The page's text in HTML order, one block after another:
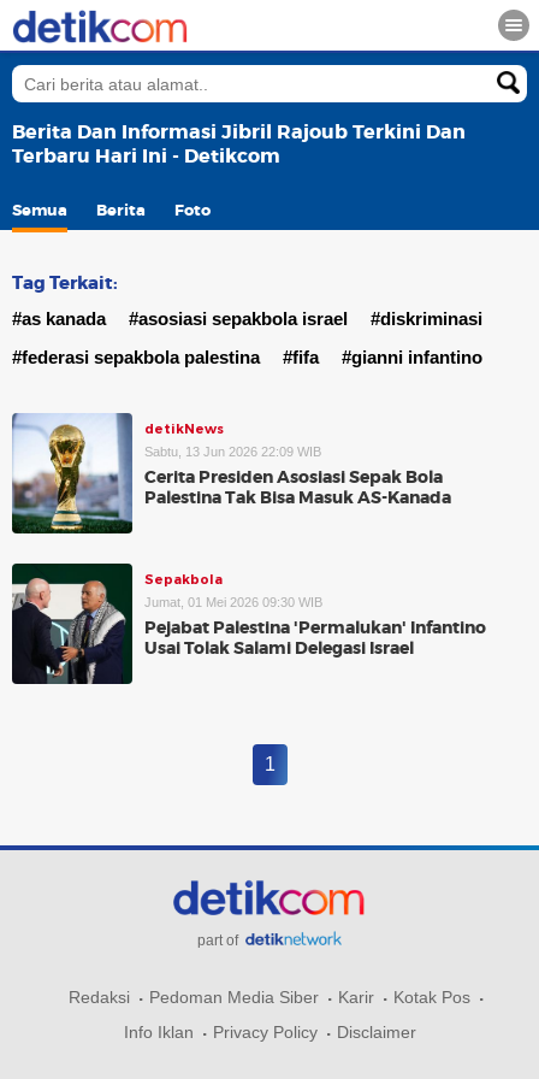
Berita Dan Informasi Jibril Rajoub Terkini Dan
Terbaru Hari Ini - Detikcom
Semua Berita Foto
Tag Terkait:
#as kanada #asosiasi sepakbola israel
#diskriminasi
#federasi sepakbola palestina
#fifa #gianni infantino
detikNews
Sabtu, 13 Jun 2026 22:09 WIB
Cerita Presiden Asosiasi Sepak Bola
Palestina Tak Bisa Masuk AS-Kanada
Sepakbola
Jumat, 01 Mei 2026 09:30 WIB
Pejabat Palestina 'Permalukan' Infantino
Usai Tolak Salami Delegasi Israel
1
part of
Redaksi Pedoman Media Siber Karir
Kotak Pos
Info Iklan
Privacy Policy Disclaimer